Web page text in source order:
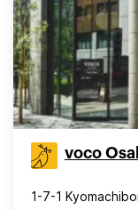
voco
1-7-1